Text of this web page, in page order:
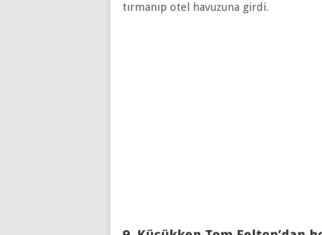
tırmanıp otel havuzuna girdi.